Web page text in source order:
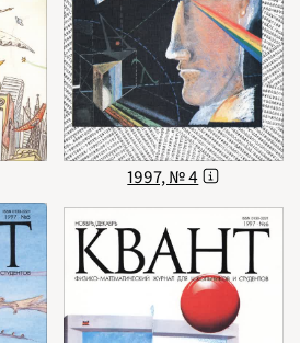
2016
2017
2018
2019
2020
2021
2022
2023
2024
2025
2026
1997, № 4